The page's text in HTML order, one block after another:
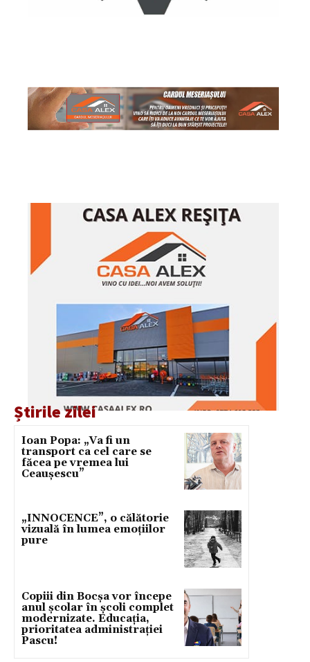
Știrile zilei
Ioan Popa: „Va fi un
transport ca cel care se
făcea pe vremea lui
Ceaușescu”
„INNOCENCE”, o călătorie
vizuală în lumea emoțiilor
pure
Copiii din Bocșa vor începe
anul școlar în școli complet
modernizate. Educația,
prioritatea administrației
Pascu!